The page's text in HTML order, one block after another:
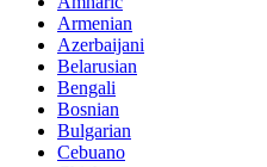
Armenian
Azerbaijani
Belarusian
Bengali
Bosnian
Bulgarian
Cebuano